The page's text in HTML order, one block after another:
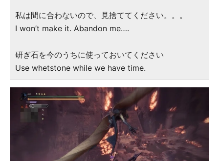
私は間に合わないので、見捨ててください。。。
I won’t make it. Abandon me….
研ぎ石を今のうちに使っておいてください
Use whetstone while we have time.